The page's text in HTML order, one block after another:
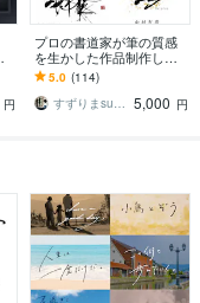
円
プロの書道家が筆の質感
を生かした作品制作しま
す 抽象的な筆文字から多
様な書体に対応します。
墨絵ご希望の方も。
5.0 (114)
すずりまsuzurima 5,000 円